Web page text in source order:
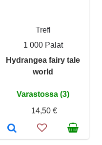
Trefl
1 000 Palat
Hydrangea fairy tale
world
Varastossa (3)
14,50 €